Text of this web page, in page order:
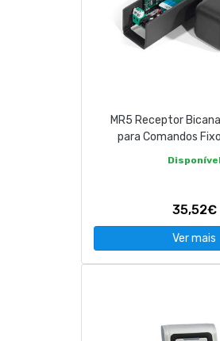
MR5 Receptor
para Comandos
Disponível
35,52€
Ver mais